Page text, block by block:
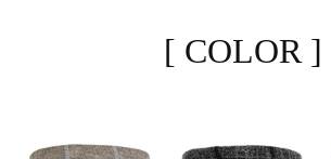
[ COLOR ]